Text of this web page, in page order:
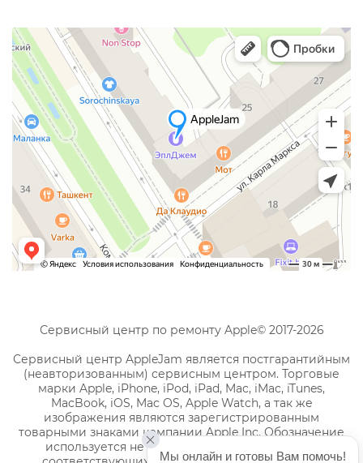
Сервисный центр по ремонту Apple© 2017-2026
Сервисный центр AppleJam является постгарантийным
(неавторизованным) сервисным центром. Торговые
марки Apple, iPhone, iPod, iPad, Mac, iMac, iTunes,
MacBook, iOS, Mac OS, Apple Watch, а так же
изображения являются зарегистрированным
товарными знаками компании Apple Inc. Обозначение
используется не с целью индивидуализации
Мы онлайн и готовы Вам помочь!